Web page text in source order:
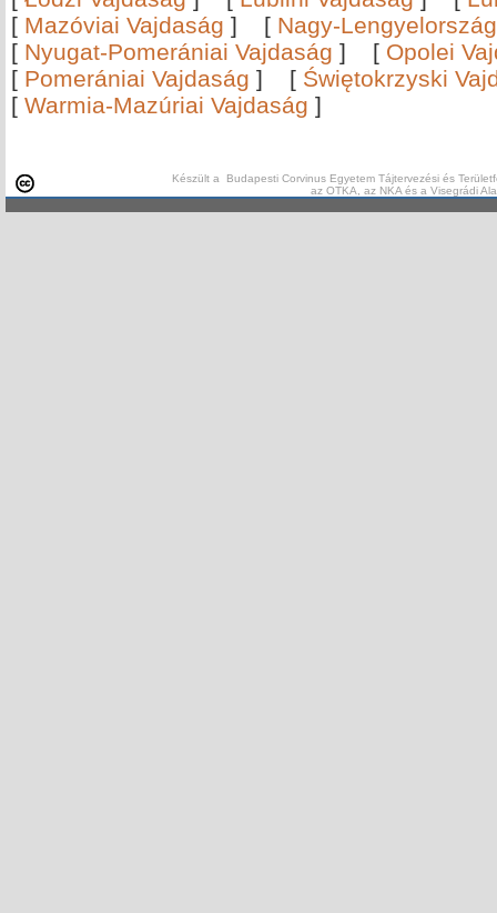
[ Mazóviai Vajdaság ] [ Nagy-
[ Nyugat-Pomerániai Vajdaság ] [ Opolei
[ Pomerániai Vajdaság ] [ Świętokrzyski
[ Warmia-Mazúriai Vajdaság ]
Készült a Budapesti Corvinus Egyetem Tájtervezési és
az OTKA, az NKA és a Visegrádi